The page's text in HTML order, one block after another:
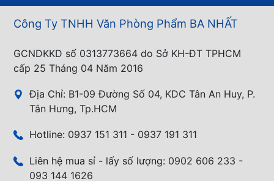
Công Ty TNHH Văn Phòng Phẩm BA NHẤT
GCNDKKD số 0313773664 do Sở KH-ĐT TPHCM
cấp 25 Tháng 04 Năm 2016
Địa Chỉ: B1-09 Đường Số 04, KDC Tân An Huy, P.
Tân Hưng, Tp.HCM
Hotline: 0937 151 311 - 0937 191 311
Liên hệ mua sỉ - lấy số lượng: 0902 606 233 -
093 144 1626